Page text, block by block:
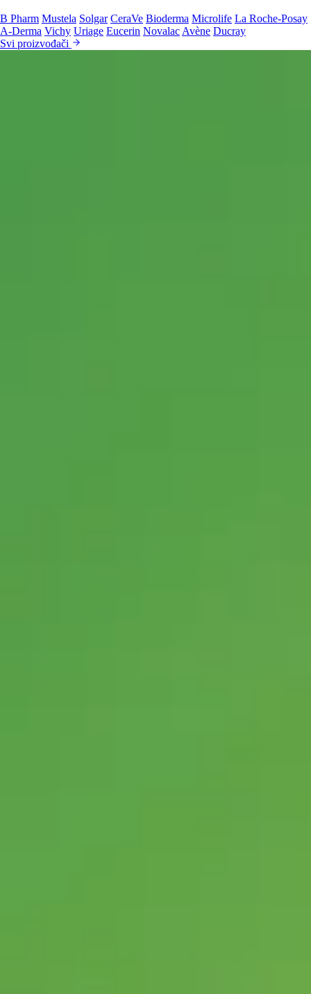
B Pharm Mustela Solgar CeraVe Bioderma Microlife La Roche-Posay
A-Derma Vichy Uriage Eucerin Novalac Avène Ducray
Svi proizvođači